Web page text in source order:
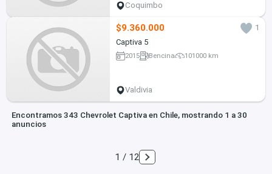
Coquimbo
$9.360.000
1
Captiva 5
2015 Bencina 101000 km
Valdivia
Encontramos 343 Chevrolet Captiva en Chile, mostrando 1 a 30
anuncios
1 / 12